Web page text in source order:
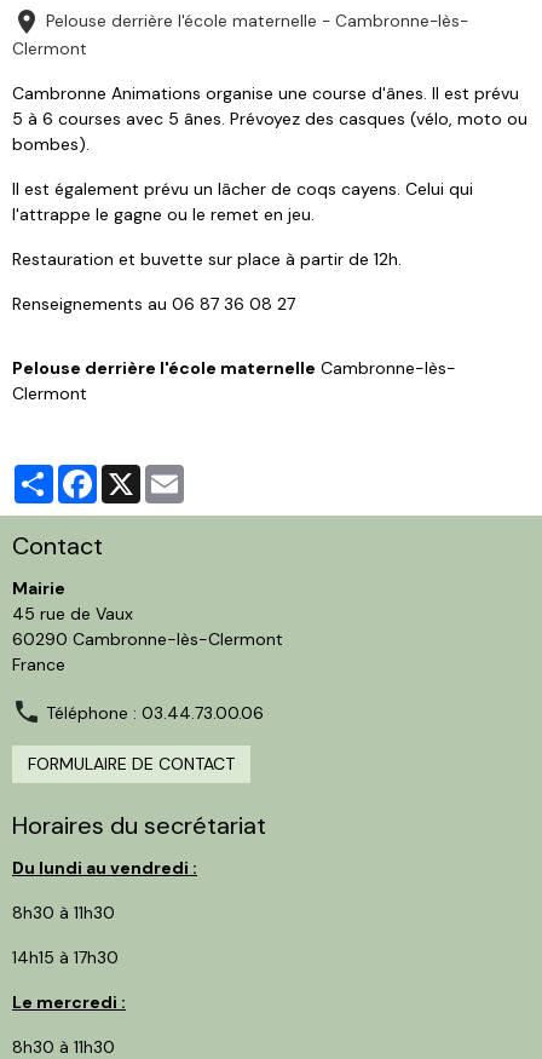
Pelouse derrière l'école maternelle - Cambronne-lès-
Clermont
Cambronne Animations organise une course d'ânes. Il est prévu
5 à 6 courses avec 5 ânes. Prévoyez des casques (vélo, moto ou
bombes).
Il est également prévu un lâcher de coqs cayens. Celui qui
l'attrappe le gagne ou le remet en jeu.
Restauration et buvette sur place à partir de 12h.
Renseignements au 06 87 36 08 27
Pelouse derrière l'école maternelle Cambronne-lès-
Clermont
PartagerFacebook
X
Contact
Mairie
45 rue de Vaux
60290 Cambronne-lès-Clermont
France
Téléphone : 03.44.73.00.06
FORMULAIRE DE CONTACT
Horaires du secrétariat
Du lundi au vendredi :
8h30 à 11h30
14h15 à 17h30
Le mercredi :
8h30 à 11h30